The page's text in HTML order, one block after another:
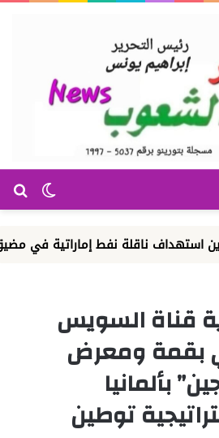
الوضع
ناقلة نفط إماراتية في مضيق هرمز
قناة السويس
بقمة ومعرض
بألمانيا
توطين